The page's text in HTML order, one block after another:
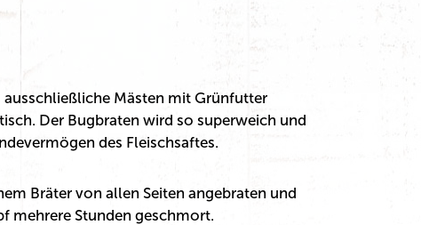
ausschließliche Mästen mit Grünfutter
Der Bugbraten wird so superweich und
des Fleischsaftes.
Bräter von allen Seiten angebraten und
mehrere Stunden geschmort.